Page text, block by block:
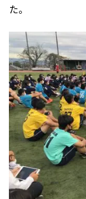
た。